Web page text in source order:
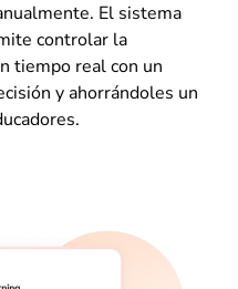
El sistema
controlar la
tiempo real con un
y ahorrándoles un